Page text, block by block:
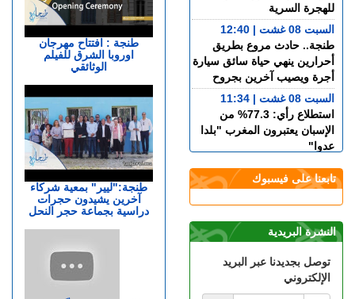
طنجة : افتتاح مهرجان
اوروبا الشرق للفيلم
الوثائقي
طنجة:"ليير" بمعية شركاء
آخرين يشيدون حجرات
دراسية بجماعة حجر النحل
للهجرة السرية
السبت 08 غشت | 12:40
طنجة.. حادث مروع بطريق
أحرارين ينهي حياة سائق سيارة
أجرة ويصيب آخرين بجروح
السبت 08 غشت | 11:34
استطلاع رأي: 77.3% من
الإسبان يعتبرون المغرب "بلدا
عدوا"
الجمعة 07 غشت | 23:01
سوء تدبير.. وزارة النقل تتسبب
الجمعة 07 غشت | 22:30
واحدة من أكبر شبكات تهريب
المهاجرين عبر المتوسط
تابعنا على فيسبوك
النشرة البريدية
توصل بجديدنا عبر البريد
الإلكتروني